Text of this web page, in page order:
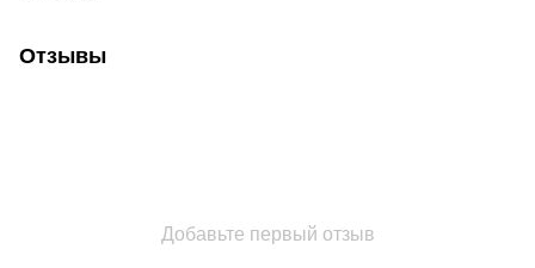
Отзывы
Добавьте первый отзыв